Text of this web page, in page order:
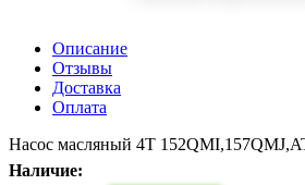
Описание
Отзывы
Доставка
Оплата
Насос масляный 4Т
Наличие: